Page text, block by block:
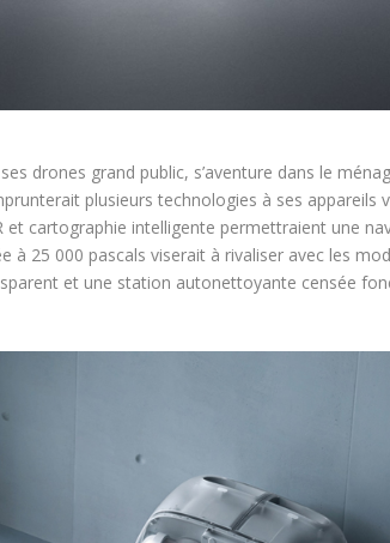
drones grand public, s’aventure dans le
plusieurs technologies à ses appareils
et cartographie intelligente permettraient une
à 25 000 pascals viserait à rivaliser avec les
et une station autonettoyante censée